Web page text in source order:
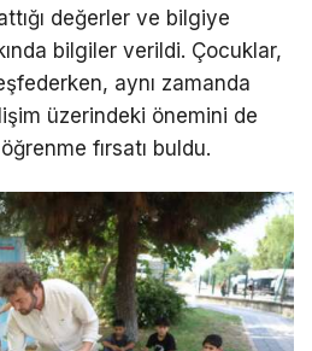
değerler ve bilgiye
bilgiler verildi. Çocuklar,
aynı zamanda
üzerindeki önemini de
fırsatı buldu.